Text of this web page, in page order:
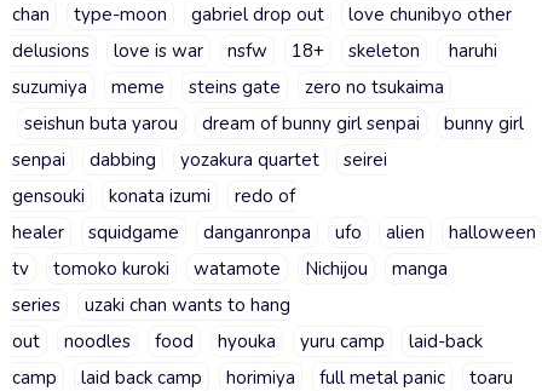
chan
type-moon gabriel drop out
love chunibyo other
delusions
love is war nsfw 18+ skeleton
haruhi
suzumiya
meme steins gate
zero no tsukaima
seishun buta yarou
dream of bunny girl senpai
bunny girl
senpai
dabbing yozakura quartet
seirei
gensouki
konata izumi
redo of
healer
squidgame danganronpa ufo alien
halloween
tv
tomoko kuroki watamote Nichijou
manga
series
uzaki chan wants to hang
out
noodles food hyouka yuru camp
laid-back
camp
laid back camp horimiya full metal panic
toaru